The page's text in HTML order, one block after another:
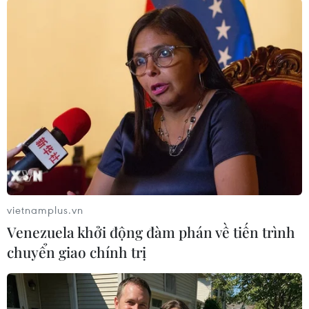
#Dimensional Art #Đất rồng
#Truyện tranh
#Phố cổ Hà Nội
TP. Hà Nội Anh
Theo dõi VietnamPlus
vietnamplus.vn
Venezuela khởi động đàm phán về tiến trình
chuyển giao chính trị